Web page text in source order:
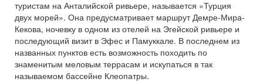
туристам на Анталийской ривьере, называется «Турция
двух морей». Она предусматривает маршрут Демре-Мира-
Кекова, ночевку в одном из отелей на Эгейской ривьере и
последующий визит в Эфес и Памуккале. В последнем из
названных пунктов есть возможность походить по
знаменитым меловым террасам и искупаться в так
называемом бассейне Клеопатры.